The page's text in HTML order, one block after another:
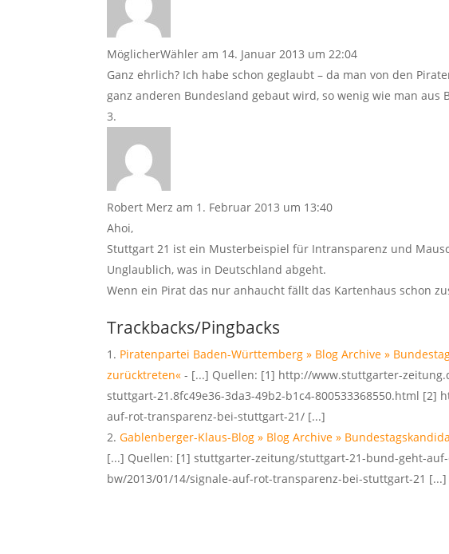
MöglicherWähler am 14. Januar 2013 um 22:04
Ganz ehrlich? Ich habe schon geglaubt – da man von den
ganz anderen Bundesland gebaut wird, so wenig wie man aus
Robert Merz am 1. Februar 2013 um 13:40
Ahoi,
Stuttgart 21 ist ein Musterbeispiel für Intransparenz und
Unglaublich, was in Deutschland abgeht.
Wenn ein Pirat das nur anhaucht fällt das Kartenhaus schon
Trackbacks/Pingbacks
Piratenpartei Baden-Württemberg » Blog Archive »
zurücktreten« - [...] Quellen: [1] http://www.stuttgarter-
stuttgart-21.8fc49e36-3da3-49b2-b1c4-800533368550.html
auf-rot-transparenz-bei-stuttgart-21/ [...]
Gablenberger-Klaus-Blog » Blog Archive »
[...] Quellen: [1] stuttgarter-zeitung/stuttgart-21-bund-geht-
bw/2013/01/14/signale-auf-rot-transparenz-bei-stuttgart-21 [...]